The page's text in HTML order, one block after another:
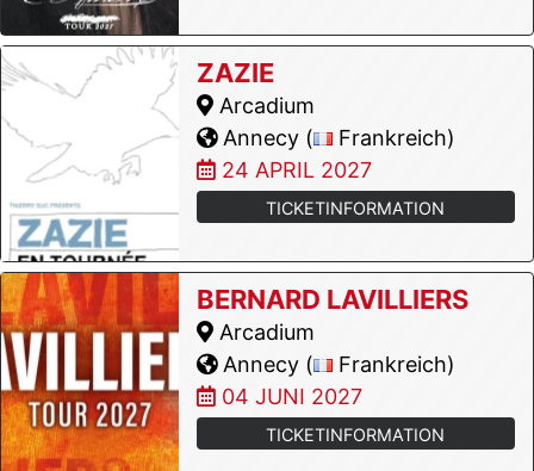
ZAZIE
Arcadium
Annecy (
Frankreich)
24 APRIL 2027
TICKETINFORMATION
BERNARD LAVILLIERS
Arcadium
Annecy (
Frankreich)
04 JUNI 2027
TICKETINFORMATION